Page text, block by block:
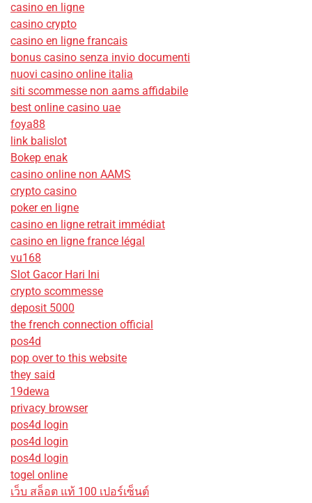
casino en ligne
casino crypto
casino en ligne francais
bonus casino senza invio documenti
nuovi casino online italia
siti scommesse non aams affidabile
best online casino uae
foya88
link balislot
Bokep enak
casino online non AAMS
crypto casino
poker en ligne
casino en ligne retrait immédiat
casino en ligne france légal
vu168
Slot Gacor Hari Ini
crypto scommesse
deposit 5000
the french connection official
pos4d
pop over to this website
they said
19dewa
privacy browser
pos4d login
pos4d login
pos4d login
togel online
เว็บ สล็อต แท้ 100 เปอร์เซ็นต์